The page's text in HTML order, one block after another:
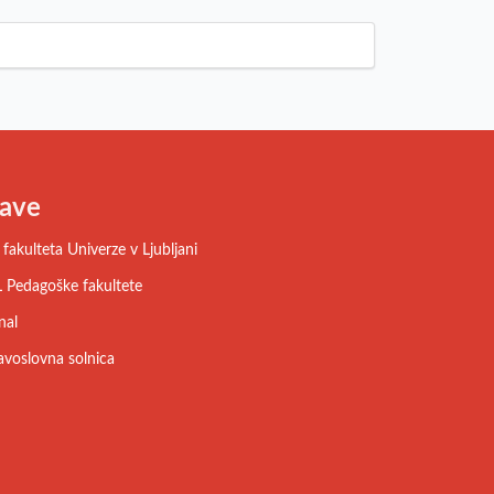
fakulteta Univerze v Ljubljani
Pedagoške fakultete
solnica